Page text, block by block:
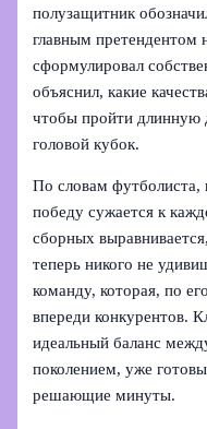
полузащитник
главным претендентом
сформулировал
объяснил, какие
чтобы пройти длинную
головой кубок.
По словам футболиста,
победу сужается к
сборных
теперь никого не
команду, которая, по
впереди конкурентов.
идеальный баланс
поколением, уже
решающие минуты.